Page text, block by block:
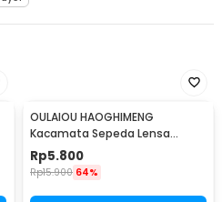
OULAIOU HAOGHIMENG
Kacamata Sepeda Lensa
Mercury Cycling Outdoor Sport
- 3015
Rp5.800
Rp15.900 64%